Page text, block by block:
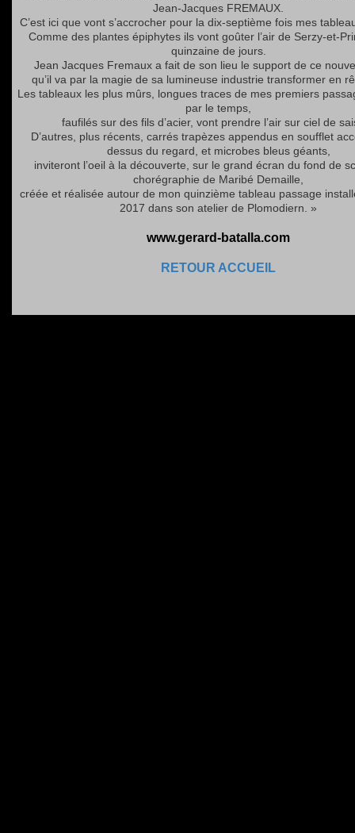
Jean-Jacques FREMAUX.
C’est ici que vont s’accrocher pour la dix-septième fois mes
Comme des plantes épiphytes ils vont goûter l’air de Serzy-et-
quinzaine de jours.
Jean Jacques Fremaux a fait de son lieu le support de ce
qu’il va par la magie de sa lumineuse industrie transformer en
Les tableaux les plus mûrs, longues traces de mes premiers
par le temps,
faufilés sur des fils d’acier, vont prendre l’air sur ciel de
D’autres, plus récents, carrés trapèzes appendus en soufflet
dessus du regard, et microbes bleus géants,
inviteront l’oeil à la découverte, sur le grand écran du fond de
chorégraphie de Maribé Demaille,
créée et réalisée autour de mon quinzième tableau passage
2017 dans son atelier de Plomodiern. »
www.gerard-batalla.com
RETOUR ACCUEIL